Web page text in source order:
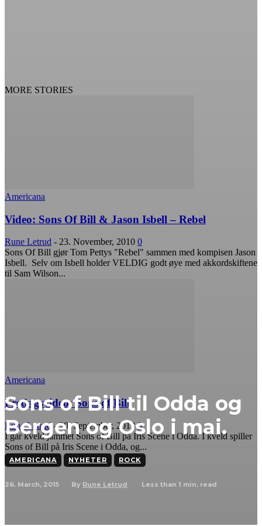
Sons of Bill til Odda og
Bergen og Oslo i mai.
AMERICANA NYHETER ROCK
26. March, 2015 By Rune Letrud Less than 1 min. read
MORE STORIES
Americana
Video: Sons Of Bill & Jason Isbell – Rebel
Rune Letrud - 23. November, 2010 0
Sons Of Bill gjør Tom Pettys "Rebel" sammen med kompisen Jason
Isbell. Selv om Isbell holder VELDIG godt øye med akkordskiftene
til Sam Wilson...
Americana
Fredagsvideo: Sons of Bill
Rune Letrud - 20. September, 2013 0
I går kveld jammet Sons of Bill på Iris Scene i Odda. I kveld spiller
Sons of Bill på Iris Scene i Odda, og...